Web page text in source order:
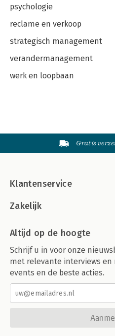
psychologie
reclame en verkoop
strategisch management
verandermanagement
werk en loopbaan
Gratis
Klantenservice
Zakelijk
Altijd op de hoogte
Schrijf u in voor onze
met relevante interviews en
events en de beste acties.